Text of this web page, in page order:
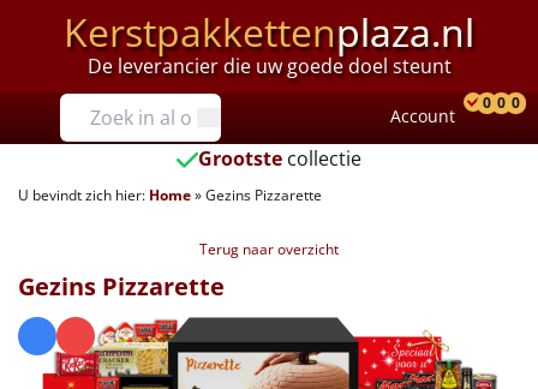
Kerstpakkettenplaza.nl
De leverancier die uw goede doel steunt
Prijzen
Tot €25
€25 tot €35
€40 tot €45
€45 tot €50
Account
0 0 0
Grootste collectie
U bevindt zich hier: Home»Gezins Pizzarette
Terug naar overzicht
Gezins Pizzarette